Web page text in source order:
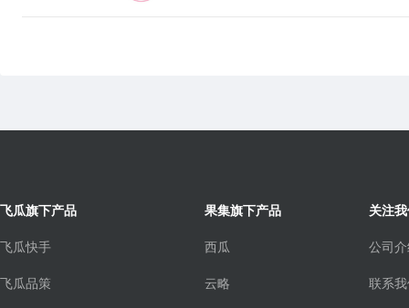
飞瓜旗下产品
飞瓜快手
飞瓜品策
果集旗下产品
西瓜
云略
关注
公司
联系